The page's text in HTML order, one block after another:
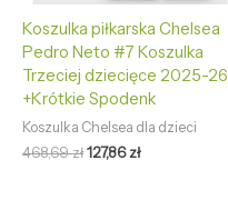
Koszulka piłkarska Chelsea
Pedro Neto #7 Koszulka
Trzeciej dziecięce 2025-26
+Krótkie Spodenk
Koszulka Chelsea dla dzieci
468,69zł127,86zł